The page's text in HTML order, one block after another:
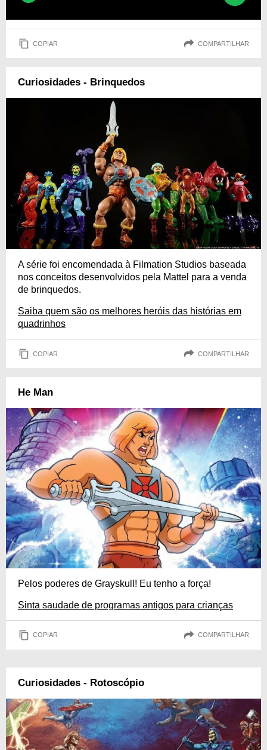
COPIAR COMPARTILHAR
Curiosidades - Brinquedos
A série foi encomendada à Filmation Studios baseada
nos conceitos desenvolvidos pela Mattel para a venda
de brinquedos.
Saiba quem são os melhores heróis das histórias em
quadrinhos
COPIAR COMPARTILHAR
He Man
Pelos poderes de Grayskull! Eu tenho a força!
Sinta saudade de programas antigos para crianças
COPIAR COMPARTILHAR
Curiosidades - Rotoscópio